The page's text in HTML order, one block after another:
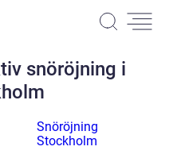
snöröjning i
Snöröjning
Stockholm